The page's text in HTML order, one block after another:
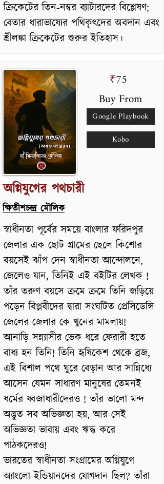
ক্রিকেটের তিন-নম্বর ব্যাটারদের বিশ্লেষণ;
বেতার ধারাভাষ্যের পথিকৃৎদের অবদান এবং
শ্রীলঙ্কা ক্রিকেটের শুরুর ইতিহাস।
₹75
Buy From
Google Playbook
Kobo
অগ্নিযুগের পথচারী
ক্ষিতীশচন্দ্র মৌলিক
স্বাধীনতা পূর্বের সময়ে বাংলার ফরিদপুর
জেলার এক ছোট গ্রামের ছেলে কিশোর
বয়সেই ঝাঁপ দেন স্বাধীনতা আন্দোলনে,
জেলেও যান, তিনিই এই বইটির লেখক !
তাঁর তরুণ বয়সে ক্রমে ক্রমে তিনি জড়িয়ে
পড়েন বিপ্লবীদের দ্বারা সংঘটিত প্রেসিডেন্সি
জেলের জেলার কে খুনের মামলায়!
আনাড়ি সন্ন্যাসীর ভেক ধরে ফেরারী হতে
বাধ্য হন তিনি! তিনি হৃষিকেশ থেকে ব্রজ,
এই বিশাল পথে ঘুরে বেড়ান আর সান্নিধ্যে
আসেন যেমন সাধারণ মানুষের তেমনই
ধর্মের ধ্বজাধারীদেরও ! তাঁর ভালো মন্দ
অদ্ভুত সব অভিজ্ঞতা হয়, আর সেই
অভিজ্ঞতা ভাবায় এবং ঋদ্ধ করে
পাঠকদেরও!
ভারতের স্বাধীনতা সংগ্রামের অগ্নিযুগে
অ্যাংলো ইন্ডিয়ানদের যোগদান ছিল? তাঁরা